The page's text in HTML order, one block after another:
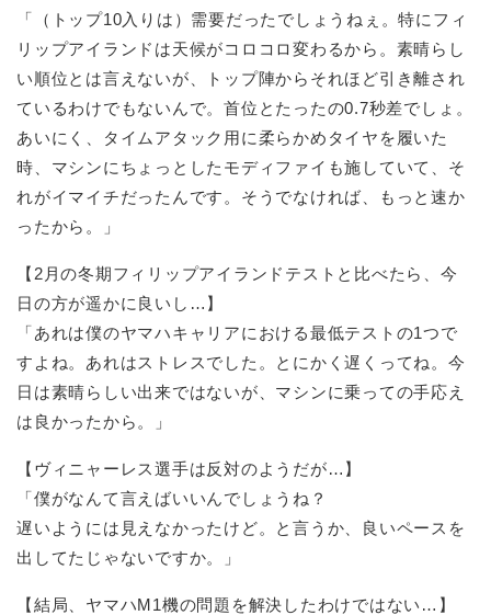
「（トップ10入りは）需要だったでしょうねぇ。特にフィ
リップアイランドは天候がコロコロ変わるから。素晴らし
い順位とは言えないが、トップ陣からそれほど引き離され
ているわけでもないんで。首位とたったの0.7秒差でしょ。
あいにく、タイムアタック用に柔らかめタイヤを履いた
時、マシンにちょっとしたモディファイも施していて、そ
れがイマイチだったんです。そうでなければ、もっと速か
ったから。」
【2月の冬期フィリップアイランドテストと比べたら、今
日の方が遥かに良いし…】
「あれは僕のヤマハキャリアにおける最低テストの1つで
すよね。あれはストレスでした。とにかく遅くってね。今
日は素晴らしい出来ではないが、マシンに乗っての手応え
は良かったから。」
【ヴィニャーレス選手は反対のようだが…】
「僕がなんて言えばいいんでしょうね？
遅いようには見えなかったけど。と言うか、良いペースを
出してたじゃないですか。」
【結局、ヤマハM1機の問題を解決したわけではない…】